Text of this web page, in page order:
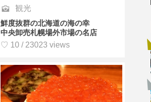
観光
鮮度抜群の北海道の海の幸
中央卸売札幌場外市場の名店
♡ 10 / 23023 views